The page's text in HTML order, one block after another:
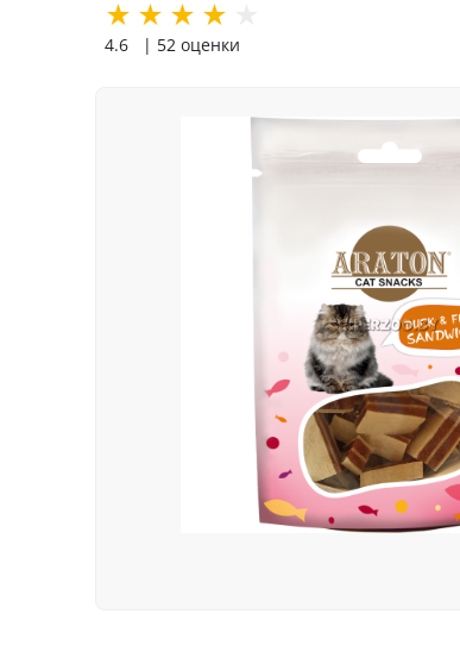
4.6 | 52 оценки